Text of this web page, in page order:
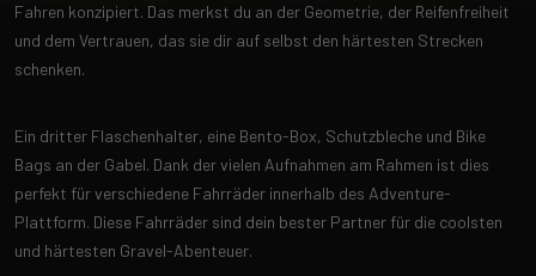
Fahren konzipiert. Das merkst du an der Geometrie, der Reifenfreiheit
und dem Vertrauen, das sie dir auf selbst den härtesten Strecken
schenken.
Ein dritter Flaschenhalter, eine Bento-Box, Schutzbleche und Bike
Bags an der Gabel. Dank der vielen Aufnahmen am Rahmen ist dies
perfekt für verschiedene Fahrräder innerhalb des Adventure-
Plattform. Diese Fahrräder sind dein bester Partner für die coolsten
und härtesten Gravel-Abenteuer.